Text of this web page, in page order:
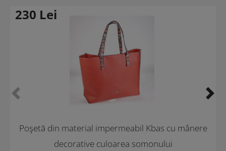
Poşetă din material impermeabil Kbas cu mânere
decorative culoarea somonului
230 Lei